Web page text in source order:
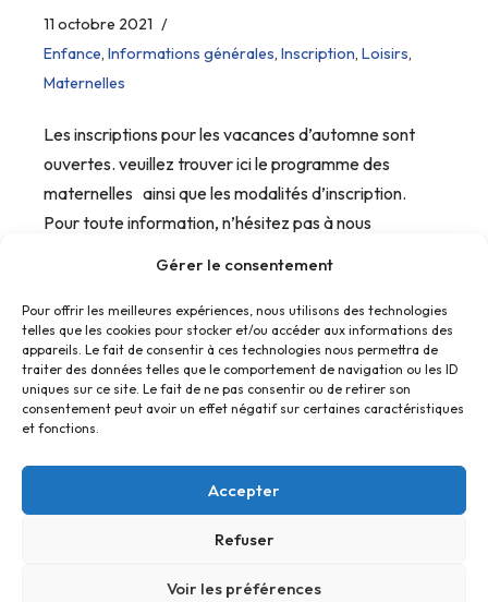
Gérer le consentement
Pour offrir les meilleures expériences, nous utilisons des technologies
telles que les cookies pour stocker et/ou accéder aux informations des
appareils. Le fait de consentir à ces technologies nous permettra de
traiter des données telles que le comportement de navigation ou les ID
uniques sur ce site. Le fait de ne pas consentir ou de retirer son
consentement peut avoir un effet négatif sur certaines caractéristiques
et fonctions.
Accepter
Refuser
Voir les préférences
11 octobre 2021
Enfance, Informations générales, Inscription, Loisirs,
Maternelles
Les inscriptions pour les vacances d’automne sont
ouvertes. veuillez trouver ici le programme des
maternelles ainsi que les modalités d’inscription.
Pour toute information, n’hésitez pas à nous
Contact